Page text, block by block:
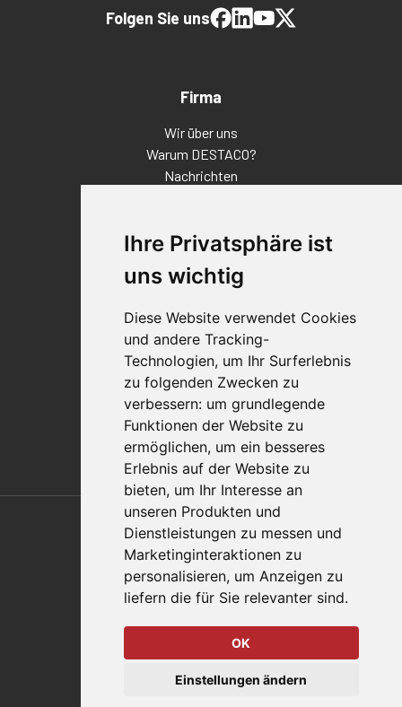
Ihre Privatsphäre ist
uns wichtig
Diese Website verwendet Cookies
und andere Tracking-
Technologien, um Ihr Surferlebnis
zu folgenden Zwecken zu
verbessern: um grundlegende
Funktionen der Website zu
ermöglichen, um ein besseres
Erlebnis auf der Website zu
bieten, um Ihr Interesse an
unseren Produkten und
Dienstleistungen zu messen und
Marketinginteraktionen zu
personalisieren, um Anzeigen zu
liefern die für Sie relevanter sind.
OK
Einstellungen ändern
Firma
Wir über uns
Warum DESTACO?
Nachrichten
Standorte
Qualitätsaussage
Kontakt
Vertriebspartnerfinder
Häufig gestellte Fragen
Datenschutz-Bestimmungen
Nutzungsbedingungen
Richtlinien/AGBs
Folgen Sie uns
Also of Interest
Automation Solutions
Applications
© 2026 DESTACO,